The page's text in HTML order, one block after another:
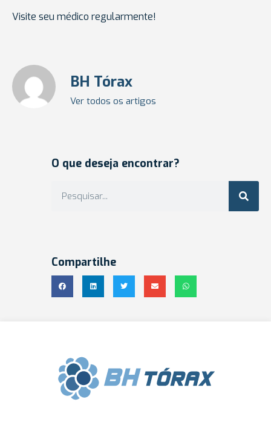
Visite seu médico regularmente!
BH Tórax
Ver todos os artigos
O que deseja encontrar?
Compartilhe